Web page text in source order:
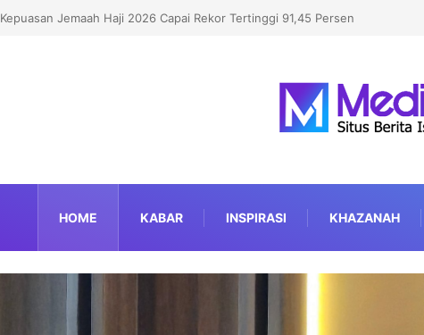
Politisi Muslim Berpeluang jadi Senat Michigan, Kalahkan Kandidat Pro-Israel
HOME KABAR INSPIRASI KHAZANAH